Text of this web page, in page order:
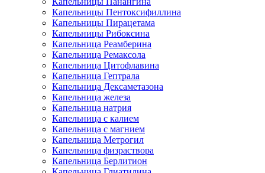
Капельницы Пентоксифиллина
Капельницы Пирацетама
Капельницы Рибоксина
Капельница Реамберина
Капельница Ремаксола
Капельница Цитофлавина
Капельница Гептрала
Капельница Дексаметазона
Капельница железа
Капельница натрия
Капельница с калием
Капельница с магнием
Капельница Метрогил
Капельница физраствора
Капельница Берлитион